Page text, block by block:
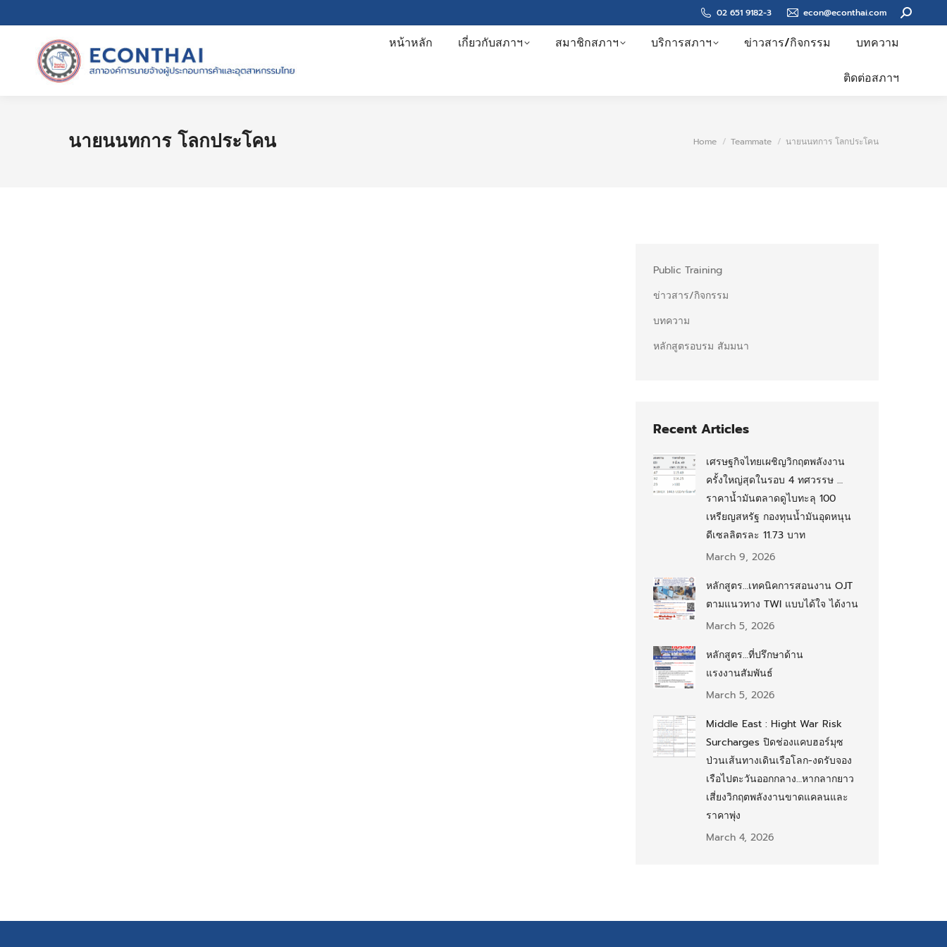
02 651 9182-3 econ@econthai.com Search:
หน้าหลัก เกี่ยวกับสภาฯ สมาชิกสภาฯ บริการสภาฯ ข่าวสาร/กิจกรรม บทความ
ติดต่อสภาฯ
นายนนทการ โลกประโคน You are here:
Home Teammate นายนนทการ โลกประโคน
Public Training
ข่าวสาร/กิจกรรม
บทความ
หลักสูตรอบรม สัมมนา
Recent Articles
เศรษฐกิจไทยเผชิญวิกฤตพลังงาน
ครั้งใหญ่สุดในรอบ 4 ทศวรรษ …
ราคาน้ำมันตลาดดูไบทะลุ 100
เหรียญสหรัฐ กองทุนน้ำมันอุดหนุน
ดีเซลลิตรละ 11.73 บาท
March 9, 2026
หลักสูตร…เทคนิคการสอนงาน OJT
ตามแนวทาง TWI แบบได้ใจ ได้งาน
March 5, 2026
หลักสูตร…ที่ปรึกษาด้าน
แรงงานสัมพันธ์
March 5, 2026
Middle East : Hight War Risk
Surcharges ปิดช่องแคบฮอร์มุซ
ป่วนเส้นทางเดินเรือโลก-งดรับจอง
เรือไปตะวันออกกลาง…หากลากยาว
เสี่ยงวิกฤตพลังงานขาดแคลนและ
ราคาพุ่ง
March 4, 2026